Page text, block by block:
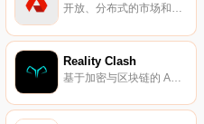
开放、分布式的市场和云计算部署平台。
Reality Clash